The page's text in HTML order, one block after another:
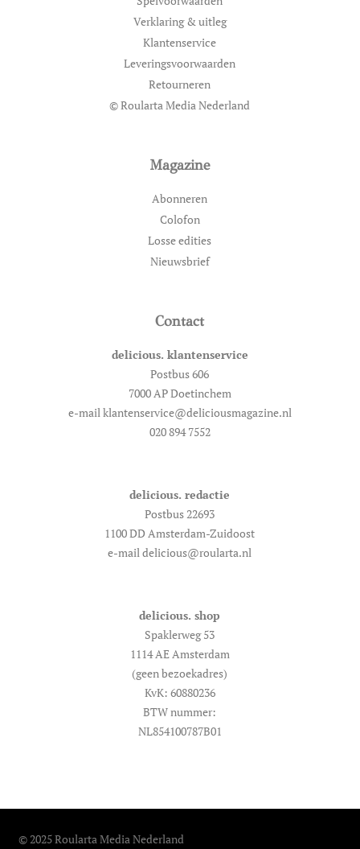
Verklaring & uitleg
Klantenservice
Leveringsvoorwaarden
Retourneren
© Roularta Media Nederland
Magazine
Abonneren
Colofon
Losse edities
Nieuwsbrief
Contact
delicious. klantenservice
Postbus 606
7000 AP Doetinchem
e-mail klantenservice@deliciousmagazine.nl
020 894 7552
delicious. redactie
Postbus 22693
1100 DD Amsterdam-Zuidoost
e-mail delicious@roularta.nl
delicious. shop
Spaklerweg 53
1114 AE Amsterdam
(geen bezoekadres)
KvK: 60880236
BTW nummer:
NL854100787B01
© 2025 Roularta Media Nederland